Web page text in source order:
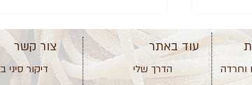
צור קשר
דיקור
עוד באתר
הדרך שלי
וחרדה